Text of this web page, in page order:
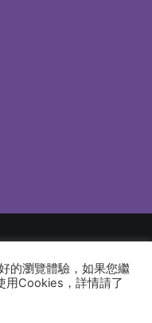
All rights reserved
的瀏覽體驗，如果您繼
用Cookies，詳情請了